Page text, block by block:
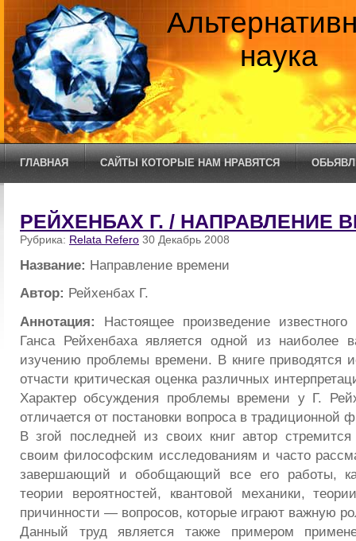
наука
ГЛАВНАЯ САЙТЫ КОТОРЫЕ НАМ НРАВЯТСЯ
РЕЙХЕНБАХ Г. / НАПРАВЛЕНИЕ
Рубрика: Relata Refero 30 Декабрь 2008
Название: Направление времени
Автор: Рейхенбах Г.
Аннотация: Настоящее произведение
Ганса Рейхенбаха является одной из наиболее
изучению проблемы времени. В книге приводятся
отчасти критическая оценка различных
Характер обсуждения проблемы времени у Г.
отличается от постановки вопроса в традиционной
В згой последней из своих книг автор
своим философским исследованиям и часто
завершающий и обобщающий все его работы,
теории вероятностей, квантовой механики,
причинности — вопросов, которые играют важную
Данный труд является также примером